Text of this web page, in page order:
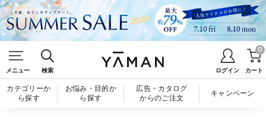
メニュー 検索 ログイン カート
0
カテゴリーか
ら探す
お悩み・目的か
ら探す
広告・カタログ
からのご注文
キャンペーン